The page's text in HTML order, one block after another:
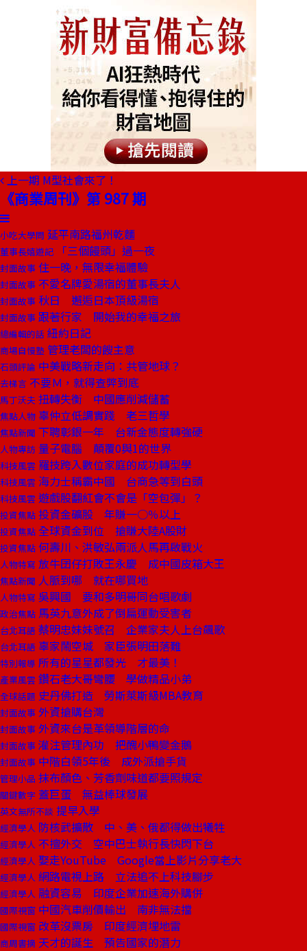
上一期 M型社會來了！
《商業周刊》第 987 期
小吃大學問 延平南路福州乾麵
董事長嬉遊記 「三個饅頭」過一夜
封面故事 住一晚，無限幸福體驗
封面故事 不愛名牌愛湯宿的董事長夫人
封面故事 秋日 邂逅日本頂級湯宿
封面故事 跟著行家 開始我的幸福之旅
總編輯的話 紐約日記
商場自慢塾 管理老闆的餿主意
石頭評論 中美戰略新走向：共管地球？
去梯言 不要Ｍ，就得查弊到底
馬丁沃夫 扭轉失衡 中國應削減儲蓄
焦點人物 辜仲立低調實踐 老三哲學
焦點新聞 下聘彰銀一年 台新金態度轉強硬
人物專訪 量子電腦 顛覆0與1的世界
科技風雲 羅技跨入數位家庭的成功轉型學
科技風雲 海力士稱霸中國 台商急等到白頭
科技風雲 遊戲股翻紅會不會是「空包彈」？
投資焦點 投資金礦股 年賺一○％以上
投資焦點 全球資金到位 搶賺大陸A股財
投資焦點 何壽川、洪敏弘兩派人馬再啟戰火
人物特寫 放牛囝仔打敗王永慶 成中國皮箱大王
焦點新聞 人脈到哪 就在哪買地
人物特寫 吳興國 要和多明哥同台唱歌劇
政治焦點 馬英九意外成了倒扁運動受害者
台北耳語 蔡明忠妹妹號召 企業家夫人上台飆歌
台北耳語 辜家鬧空城 家臣張明田落難
特別報導 所有的星星都發光 才最美！
產業風雲 鑽石老大哥彎腰 學做精品小弟
全球話題 史丹佛打造 勞斯萊斯級MBA教育
封面故事 外資搶購台灣
封面故事 外資來台是革領導階層的命
封面故事 灌注管理內功 把醜小鴨變金鵝
封面故事 中階白領5年後 成外派搶手貨
管理小品 抹布顏色、芳香劑味道都要照規定
關鍵數字 蓋巨蛋 無益棒球發展
英文無所不談 提早入學
經濟學人 防核武擴散 中、美、俄都得做出犧牲
經濟學人 不擅外交 空中巴士執行長快閃下台
經濟學人 娶走YouTube Google當上影片分享老大
經濟學人 網路電視上路 立法追不上科技腳步
經濟學人 融資容易 印度企業加速海外購併
國際視窗 中國汽車削價輸出 南非無法擋
國際視窗 改革沒票房 印度經濟埋地雷
商周書摘 天才的誕生 預告國家的潛力